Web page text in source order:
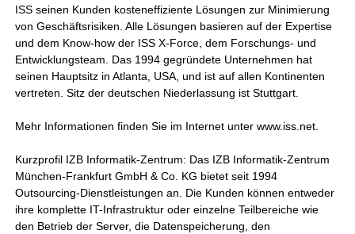
ISS seinen Kunden kosteneffiziente Lösungen zur Minimierung
von Geschäftsrisiken. Alle Lösungen basieren auf der Expertise
und dem Know-how der ISS X-Force, dem Forschungs- und
Entwicklungsteam. Das 1994 gegründete Unternehmen hat
seinen Hauptsitz in Atlanta, USA, und ist auf allen Kontinenten
vertreten. Sitz der deutschen Niederlassung ist Stuttgart.
Mehr Informationen finden Sie im Internet unter www.iss.net.
Kurzprofil IZB Informatik-Zentrum: Das IZB Informatik-Zentrum
München-Frankfurt GmbH & Co. KG bietet seit 1994
Outsourcing-Dienstleistungen an. Die Kunden können entweder
ihre komplette IT-Infrastruktur oder einzelne Teilbereiche wie
den Betrieb der Server, die Datenspeicherung, den